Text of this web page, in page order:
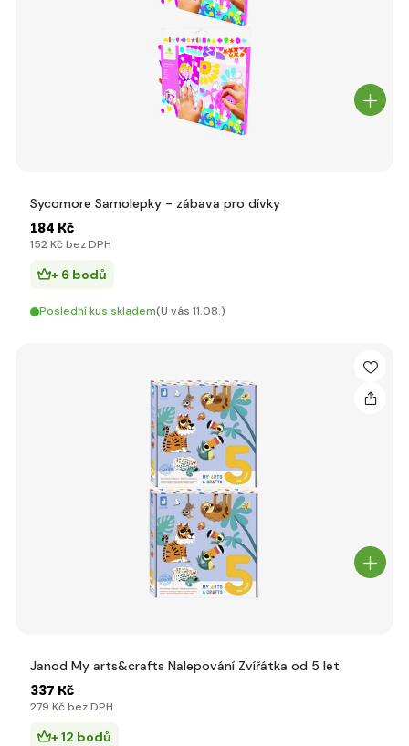
Sycomore Samolepky - zábava pro dívky
184 Kč
152 Kč bez DPH
+ 6 bodů
Poslední kus skladem(U vás 11.08.)
Janod My arts&crafts Nalepování Zvířátka od 5 let
337 Kč
279 Kč bez DPH
+ 12 bodů